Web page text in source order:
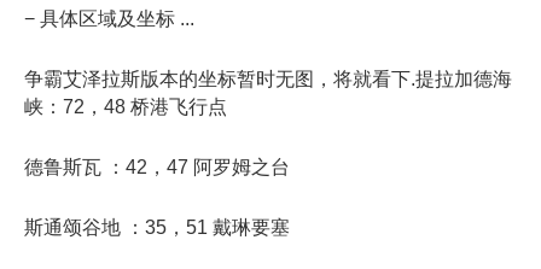
− 具体区域及坐标 ...
争霸艾泽拉斯版本的坐标暂时无图，将就看下.提拉加德海
峡：72，48 桥港飞行点
德鲁斯瓦 ：42，47 阿罗姆之台
斯通颂谷地 ：35，51 戴琳要塞